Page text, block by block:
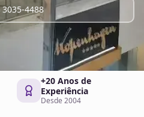
3035-4488
+20 Anos de
Experiência
Desde 2004